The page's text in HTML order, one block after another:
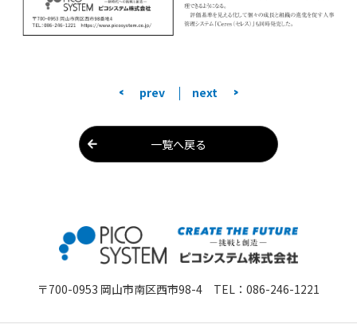
< prev next >
一覧へ戻る
〒700-0953 岡山市南区西市98-4 TEL： 086-246-1221